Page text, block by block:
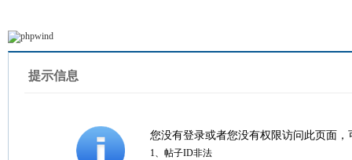
提示信息
您没有登录或者您没有权限访问此页面
1、帖子ID非法